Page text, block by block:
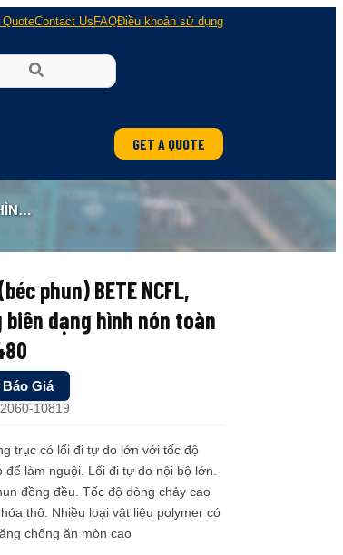
QuoteContact Us FAQĐiều khoản sử dụng
GET A QUOTE
phun) BETE NCFL,
biên dạng hình nón toàn
Giá
2060-10819
trục có lối đi tự do lớn với tốc độ
để làm nguội. Lối đi tự do nội bộ lớn.
đồng đều. Tốc độ dòng chảy cao
thô. Nhiều loại vật liệu polymer có
chống ăn mòn cao